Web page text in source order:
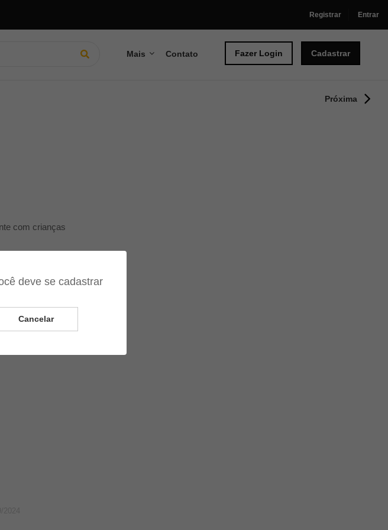
deve se cadastrar
Cancelar
Registrar Entrar
Mais Contato Fazer Login Cadastrar
Próxima
com crianças